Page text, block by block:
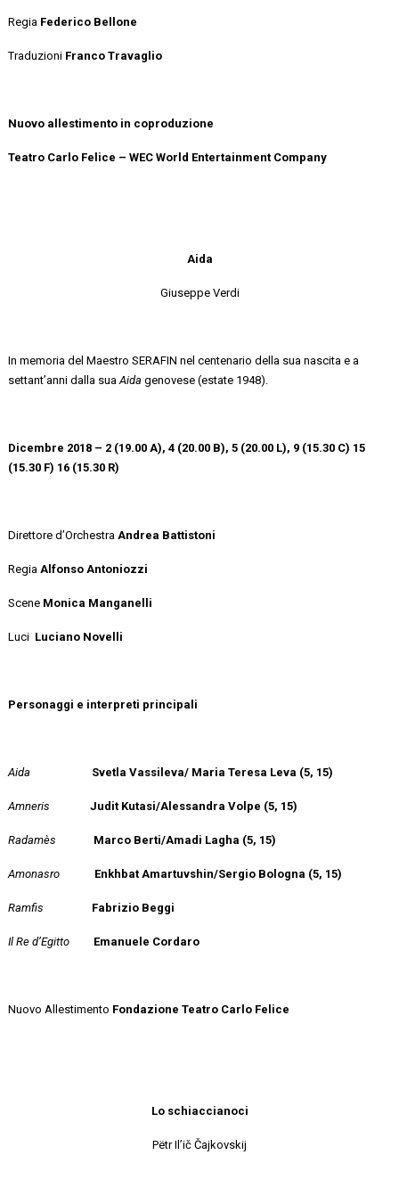
Regia Federico Bellone
Traduzioni Franco Travaglio
Nuovo allestimento in coproduzione
Teatro Carlo Felice – WEC World Entertainment Company
Aida
Giuseppe Verdi
In memoria del Maestro SERAFIN nel centenario della sua nascita e a
settant’anni dalla suaAidagenovese (estate 1948).
Dicembre 2018 – 2 (19.00 A), 4 (20.00 B), 5 (20.00 L), 9 (15.30 C) 15
(15.30 F) 16 (15.30 R)
Direttore d’Orchestra Andrea Battistoni
Regia Alfonso Antoniozzi
Scene Monica Manganelli
Luci Luciano Novelli
Personaggi e interpreti principali
Aida Svetla Vassileva/ Maria Teresa Leva (5, 15)
Amneris Judit Kutasi/Alessandra Volpe (5, 15)
Radamès Marco Berti/Amadi Lagha (5, 15)
Amonasro Enkhbat Amartuvshin/Sergio Bologna (5, 15)
Ramfis Fabrizio Beggi
Il Re d’Egitto Emanuele Cordaro
Nuovo Allestimento Fondazione Teatro Carlo Felice
Lo schiaccianoci
Pëtr Il’ič Čajkovskij